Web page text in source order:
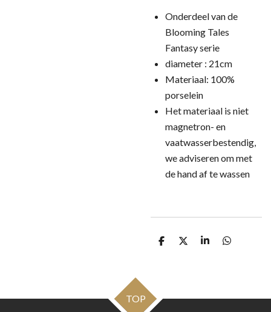
Onderdeel van de
Blooming Tales
Fantasy serie
diameter : 21cm
Materiaal: 100%
porselein
Het materiaal is niet
magnetron- en
vaatwasserbestendig,
we adviseren om met
de hand af te wassen
D
D
S
D
TOP